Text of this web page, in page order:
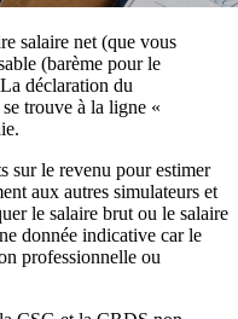
salaire net (que vous
(barème pour le
déclaration du
trouve à la ligne «
sur le revenu pour estimer
aux autres simulateurs et
le salaire brut ou le salaire
donnée indicative car le
professionnelle ou